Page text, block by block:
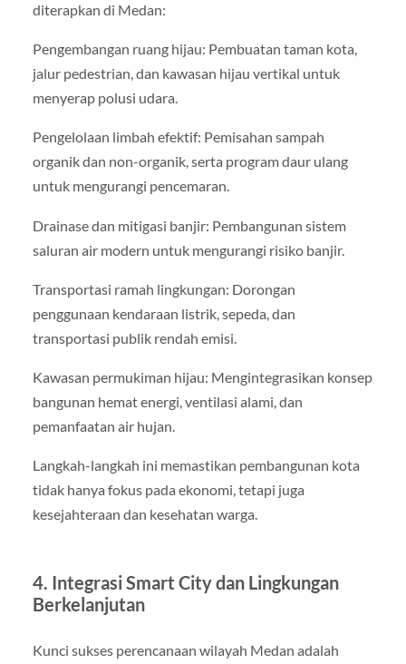
diterapkan di Medan:
Pengembangan ruang hijau: Pembuatan taman kota,
jalur pedestrian, dan kawasan hijau vertikal untuk
menyerap polusi udara.
Pengelolaan limbah efektif: Pemisahan sampah
organik dan non-organik, serta program daur ulang
untuk mengurangi pencemaran.
Drainase dan mitigasi banjir: Pembangunan sistem
saluran air modern untuk mengurangi risiko banjir.
Transportasi ramah lingkungan: Dorongan
penggunaan kendaraan listrik, sepeda, dan
transportasi publik rendah emisi.
Kawasan permukiman hijau: Mengintegrasikan konsep
bangunan hemat energi, ventilasi alami, dan
pemanfaatan air hujan.
Langkah-langkah ini memastikan pembangunan kota
tidak hanya fokus pada ekonomi, tetapi juga
kesejahteraan dan kesehatan warga.
4. Integrasi Smart City dan Lingkungan
Berkelanjutan
Kunci sukses perencanaan wilayah Medan adalah